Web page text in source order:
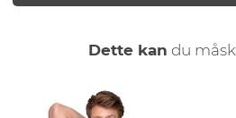
Dette kan du